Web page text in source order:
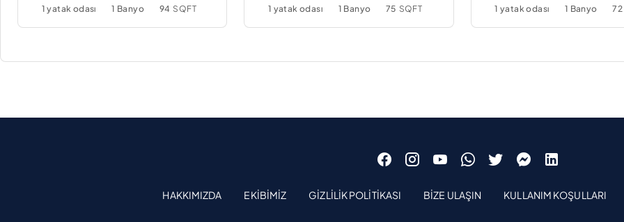
1 yatak odası 1 Banyo 94 SQFT 1 yatak odası 1 Banyo 75 SQFT 1 yatak odası 1 Banyo 72
HAKKIMIZDA EKIBIMIZ GIZLILIK POLITIKASI BIZE ULAŞIN KULLANIM KOŞULLARI